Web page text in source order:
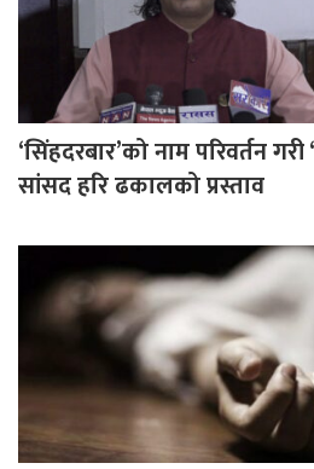
‘सिंहदरबार’को नाम परिवर्तन
सांसद हरि ढकालको प्रस्ताव